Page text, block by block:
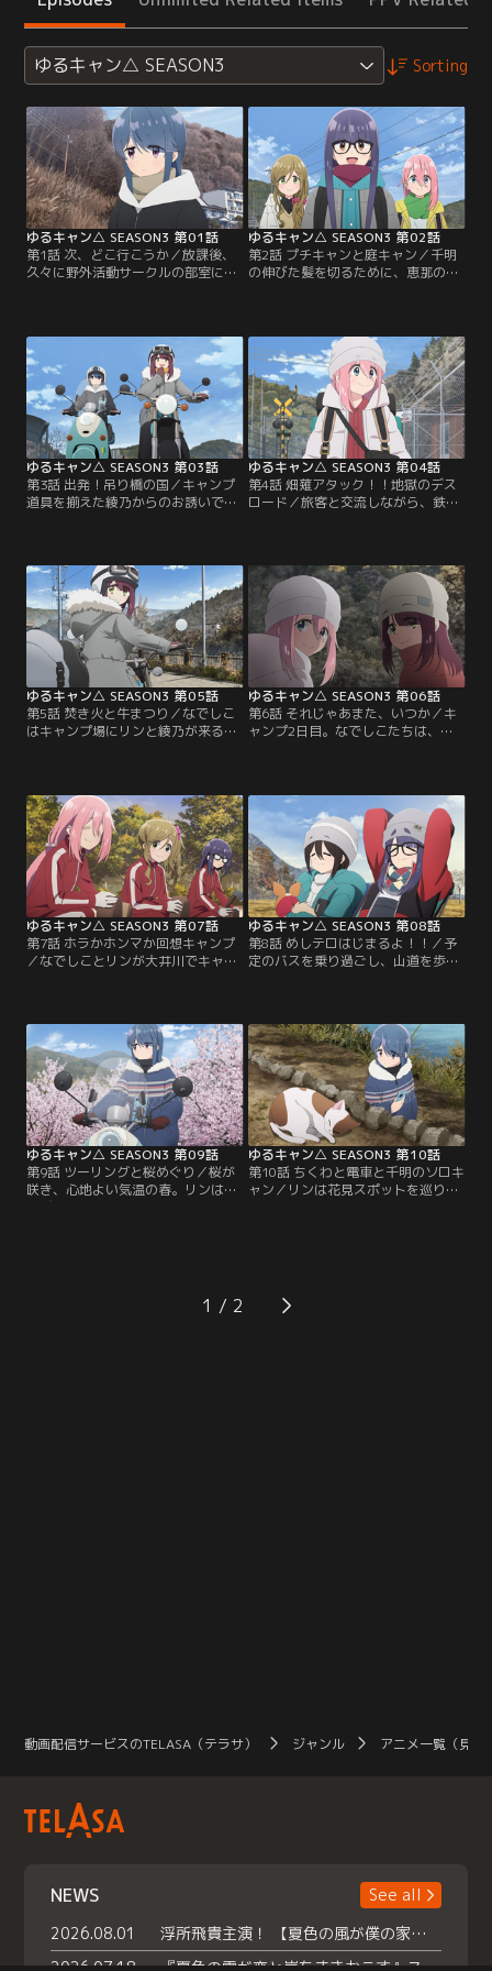
ゆるキャン△ SEASON3 Sorting
ゆるキャン△ SEASON3 第01話
第1話 次、どこ行こうか／放課後、
久々に野外活動サークルの部室に集
初心に帰ってお金をかけずにアルコ
ールストーブを作ってみることに。
理科室に移動して、柔らかいアルミ
缶の穴あけに苦戦しつつ、なでしこ
はスチール缶に素材を変えるなどし
て…。
ゆるキャン△ SEASON3 第02話
第2話 プチキャンと庭キャン／千明
の伸びた髪を切るために、恵那の家
用のキャンプグッズを見せてもらい
ながら手際よく庭に設営を済ます
と、恵那はさっそく千明の散髪に取
り掛かる。けれど、カッコいい系に
するか、かわいい系にするか…。
ゆるキャン△ SEASON3 第03話
第3話 出発！吊り橋の国／キャンプ
道具を揃えた綾乃からのお誘いで、
で一人旅をしながら、バイク組のリ
ンと綾乃は途中の千頭駅で合流し
て、一緒にツーリングしながら行く
ことに。それぞれの移動手段でキャ
ンプ場までの道中を楽しもうとする
中…。
ゆるキャン△ SEASON3 第04話
第4話 畑薙アタック！！地獄のデス
ロード／旅客と交流しながら、鉄道
と綾乃が到着するまで時間があった
ので、なでしこはキャンプの準備を
始める前に周辺のダムを観光しつ
つ、再び電車に乗って奥大井湖上駅
を目指していく。一方、ツーリング
中のリンと綾乃は…。
ゆるキャン△ SEASON3 第05話
第5話 焚き火と牛まつり／なでしこ
はキャンプ場にリンと綾乃が来るま
と過ごしていた。するとバイクの音
とともにリンと綾乃が到着。長距離
移動でへとへとになった綾乃のテン
ト設営を手伝ってあげつつ、3人は
それぞれが持ち寄った材料で…。
ゆるキャン△ SEASON3 第06話
第6話 それじゃあまた、いつか／キ
ャンプ2日目。なでしこたちは、大
に花を咲かせながら歩いていくと、
ほどなくして目的地に到着。揺れる
吊り橋でスマホを落としそうになり
ながら、なんとか渡りきった3人
は、道中のお店で渓流そばを堪能
し…。
ゆるキャン△ SEASON3 第07話
第7話 ホラかホンマか回想キャンプ
／なでしことリンが大井川でキャン
入れた薪を割りながら、千明たちは
美味しいもの、みずがき湖での観
光、その後に起きたトラブルなど、
旅の土産話を楽しく語っていってく
れる。しかし話の中で…。
ゆるキャン△ SEASON3 第08話
第8話 めしテロはじまるよ！！／予
定のバスを乗り過ごし、山道を歩く
つつキャンプを楽しんでいると、仕
事のため後から合流する予定の鳥羽
先生から、そろそろ到着すると連絡
が入る。そこで3人は食事の準備を
始め…。
ゆるキャン△ SEASON3 第09話
第9話 ツーリングと桜めぐり／桜が
咲き、心地よい気温の春。リンはひ
さびさのソロキャンをしに、十谷温
除したことがきっかけで、車中泊キ
ャンパーたちとキャンプマナーにつ
ゆるキャン△ SEASON3 第10話
第10話 ちくわと電車と千明のソロキ
ャン／リンは花見スポットを巡りな
いた。そんな中、ちくわと富士川公
園に来ていた恵那は、春のポカポカ
1
動画配信サービスのTELASA（テラサ） ジャンル アニメ一覧（見放
NEWS
See all
2026.08.01
浮所飛貴主演！ 【夏色の風が僕の家にやってきた】 本日よりテラサで独占配信スタート！